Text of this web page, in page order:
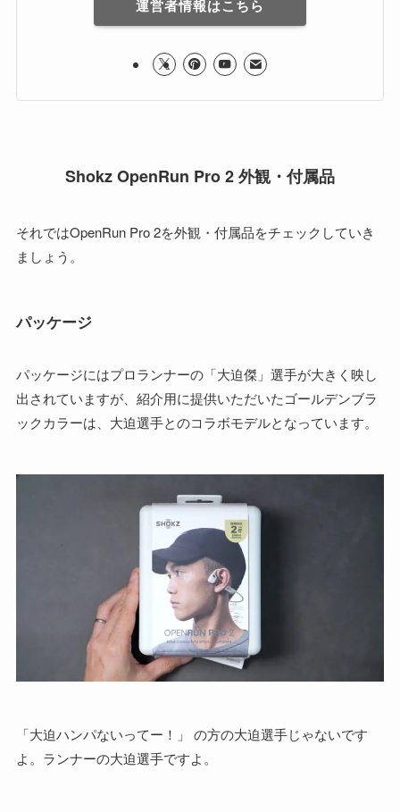
運営者情報はこちら
Shokz OpenRun Pro 2 外観・付属品
それではOpenRun Pro 2を外観・付属品をチェックしていき
ましょう。
パッケージ
パッケージにはプロランナーの「大迫傑」選手が大きく映し
出されていますが、紹介用に提供いただいたゴールデンブラ
ックカラーは、大迫選手とのコラボモデルとなっています。
「大迫ハンパないってー！」 の方の大迫選手じゃないです
よ。ランナーの大迫選手ですよ。